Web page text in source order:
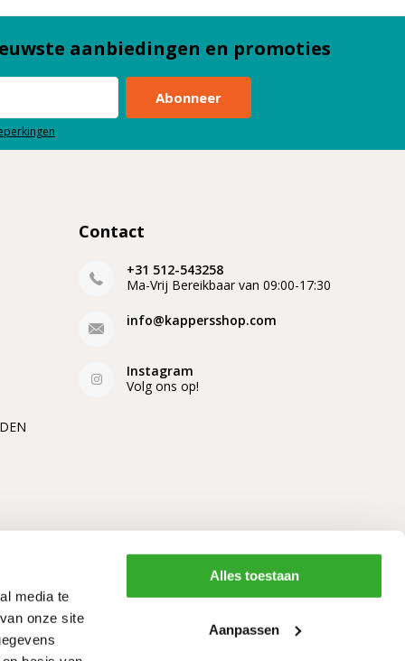
media te
onze site
Alles toestaan
Aanpassen
aanbiedingen en promoties
Abonneer
Contact
+31 512-543258
Ma-Vrij Bereikbaar van 09:00-17:30
info@kappersshop.com
Instagram
Volg ons op!